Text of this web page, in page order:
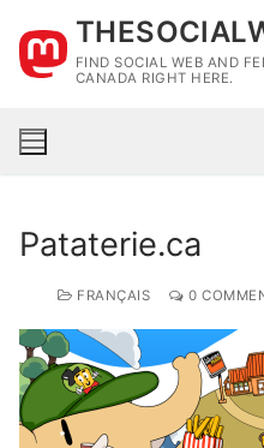
content
FIND SOCIAL WEB AND
CANADA RIGHT HERE.
Pataterie.ca
FRANÇAIS 0